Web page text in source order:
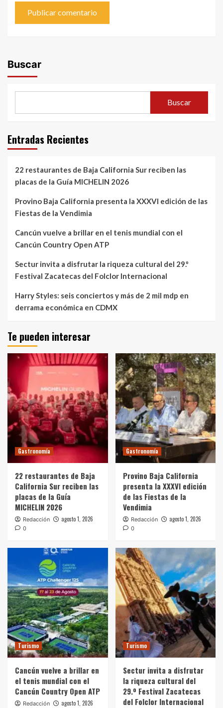
Buscar
Buscar
Entradas Recientes
22 restaurantes de Baja California Sur reciben las
placas de la Guía MICHELIN 2026
Provino Baja California presenta la XXXVI edición de las
Fiestas de la Vendimia
Cancún vuelve a brillar en el tenis mundial con el
Cancún Country Open ATP
Sectur invita a disfrutar la riqueza cultural del 29.º
Festival Zacatecas del Folclor Internacional
Harry Styles: seis conciertos y más de 2 mil mdp en
derrama económica en CDMX
Te pueden interesar
Gastronomía
22 restaurantes de Baja
California Sur reciben las
placas de la Guía
MICHELIN 2026
Redacción agosto 1, 2026
0
Gastronomía
Provino Baja California
presenta la XXXVI edición
de las Fiestas de la
Vendimia
Redacción agosto 1, 2026
0
Turismo
Cancún vuelve a brillar en
el tenis mundial con el
Cancún Country Open ATP
Redacción agosto 1, 2026
Turismo
Sectur invita a disfrutar
la riqueza cultural del
29.º Festival Zacatecas
del Folclor Internacional